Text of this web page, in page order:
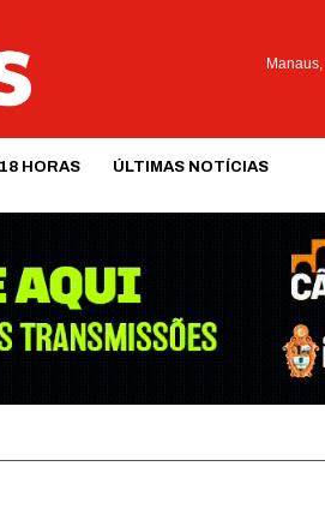
Manaus,
18 HORAS ÚLTIMAS NOTÍCIAS